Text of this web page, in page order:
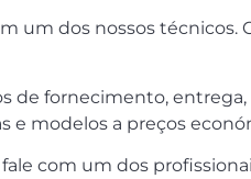
um dos nossos
de fornecimento,
modelos a preços
com um dos